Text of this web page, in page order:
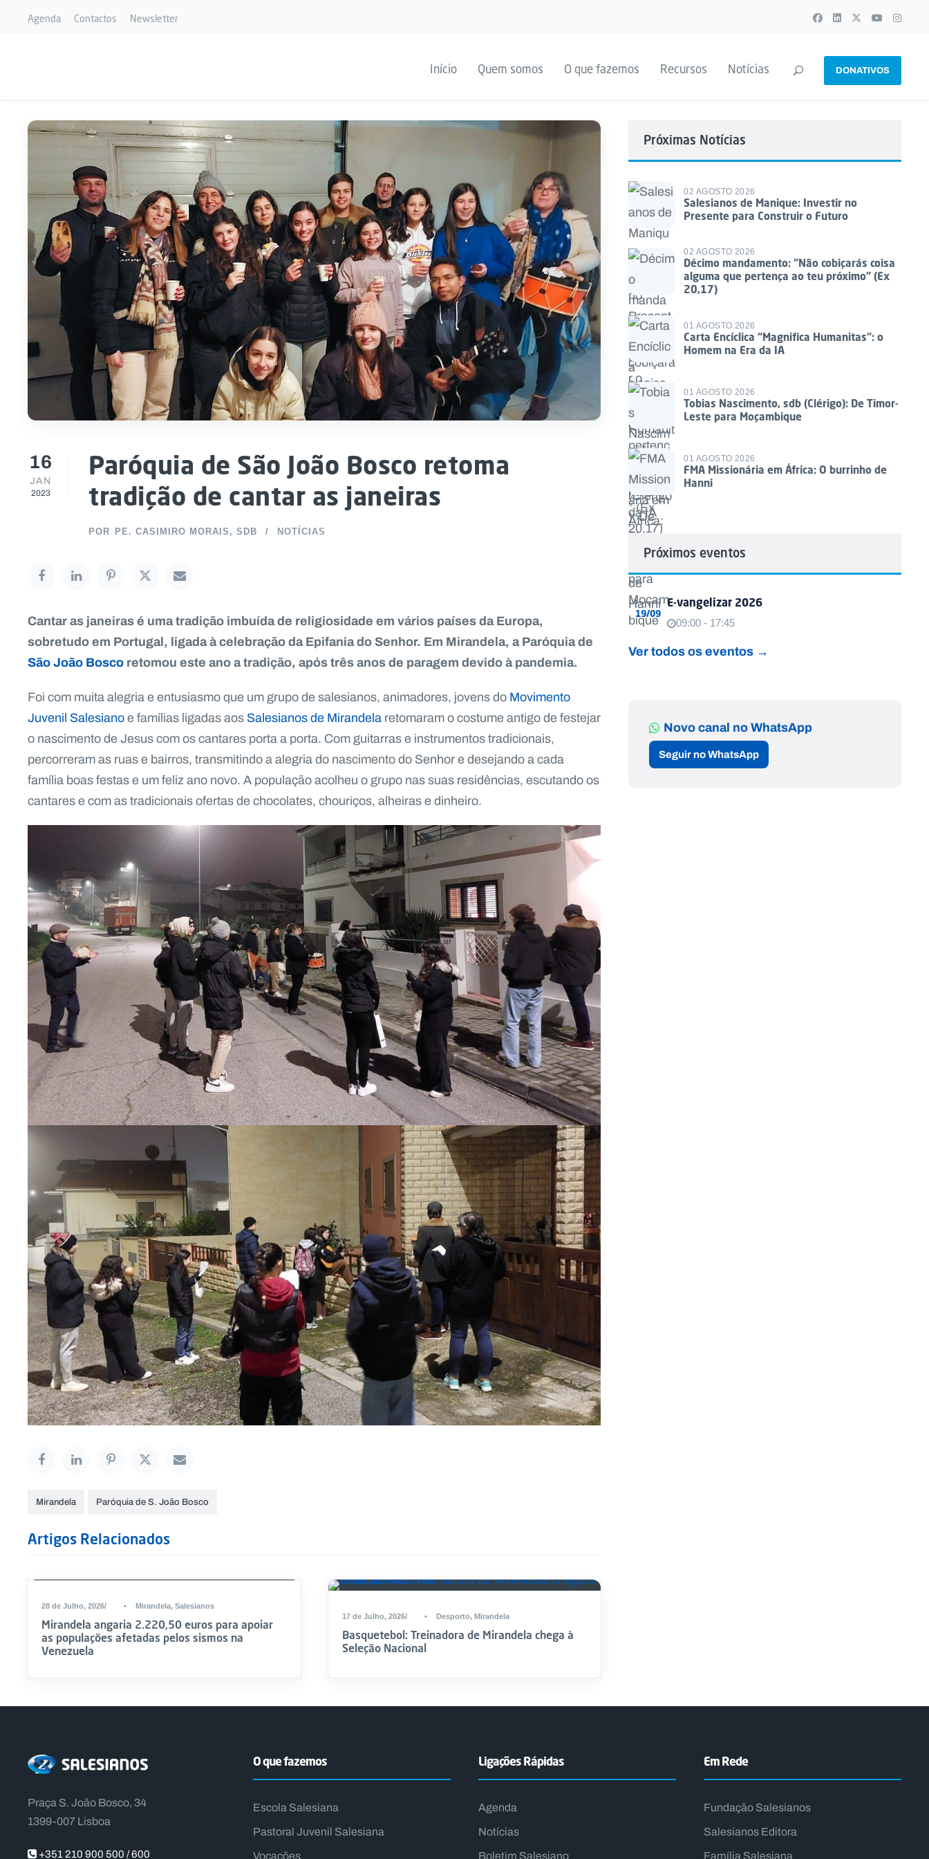
Agenda Contactos Newsletter
Início Quem somos O que fazemos Recursos Notícias DONATIVOS
16
JAN
2023
Paróquia de São João Bosco retoma
tradição de cantar as janeiras
POR PE. CASIMIRO MORAIS, SDB NOTÍCIAS
Cantar as janeiras é uma tradição imbuída de religiosidade em vários países da Europa,
sobretudo em Portugal, ligada à celebração da Epifania do Senhor. Em Mirandela, a Paróquia de
São João Boscoretomou este ano a tradição, após três anos de paragem devido à pandemia.
Foi com muita alegria e entusiasmo que um grupo de salesianos, animadores, jovens doMovimento
Juvenil Salesianoe famílias ligadas aosSalesianos de Mirandelaretomaram o costume antigo de festejar
o nascimento de Jesus com os cantares porta a porta. Com guitarras e instrumentos tradicionais,
percorreram as ruas e bairros, transmitindo a alegria do nascimento do Senhor e desejando a cada
família boas festas e um feliz ano novo. A população acolheu o grupo nas suas residências, escutando os
cantares e com as tradicionais ofertas de chocolates, chouriços, alheiras e dinheiro.
Mirandela Paróquia de S. João Bosco
Artigos Relacionados
DESTAQUE
28 de Julho, 2026 • Mirandela, Salesianos
Mirandela angaria 2.220,50 euros para apoiar
as populações afetadas pelos sismos na
Venezuela
17 de Julho, 2026 • Desporto, Mirandela
Basquetebol: Treinadora de Mirandela chega à
Seleção Nacional
Próximas Notícias
02 AGOSTO 2026
Salesianos de Manique: Investir no
Presente para Construir o Futuro
02 AGOSTO 2026
Décimo mandamento: “Não cobiçarás coisa
alguma que pertença ao teu próximo” (Ex
20,17)
01 AGOSTO 2026
Carta Encíclica “Magnifica Humanitas”: o
Homem na Era da IA
01 AGOSTO 2026
Tobias Nascimento, sdb (Clérigo): De Timor-
Leste para Moçambique
01 AGOSTO 2026
FMA Missionária em África: O burrinho de
Hanni
Próximos eventos
19/09
E-vangelizar 2026
09:00 - 17:45
Ver todos os eventos →
Novo canal no WhatsApp
Seguir no WhatsApp
Praça S. João Bosco, 34
1399-007 Lisboa
+351 210 900 500 / 600
O que fazemos
Escola Salesiana
Pastoral Juvenil Salesiana
Ligações Rápidas
Agenda
Notícias
Em Rede
Fundação Salesianos
Salesianos Editora